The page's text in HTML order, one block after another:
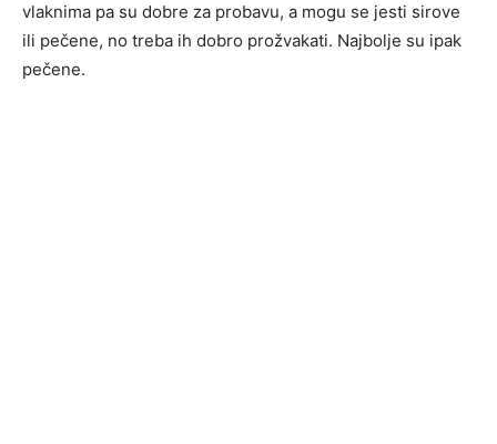
vlaknima pa su dobre za probavu, a mogu se jesti sirove
ili pečene, no treba ih dobro prožvakati. Najbolje su ipak
pečene.